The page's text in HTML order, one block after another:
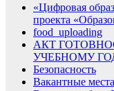
«Цифровая
проекта
food_uploading
АКТ
УЧЕБНОМУ
Безопасность
Вакантные